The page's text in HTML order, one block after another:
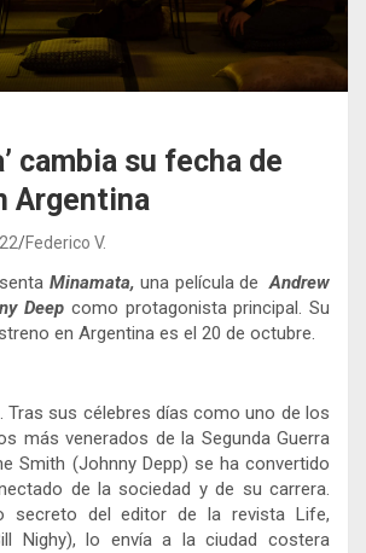
cambia su fecha de
Argentina
Federico V.
Minamata, una película de Andrew
Deep como protagonista principal. Su
en Argentina es el 20 de octubre.
Tras sus célebres días como uno de los
más venerados de la Segunda Guerra
Smith (Johnny Depp) se ha convertido
de la sociedad y de su carrera.
secreto del editor de la revista Life,
Nighy), lo envía a la ciudad costera